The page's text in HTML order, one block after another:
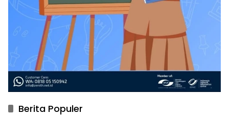
Berita Populer